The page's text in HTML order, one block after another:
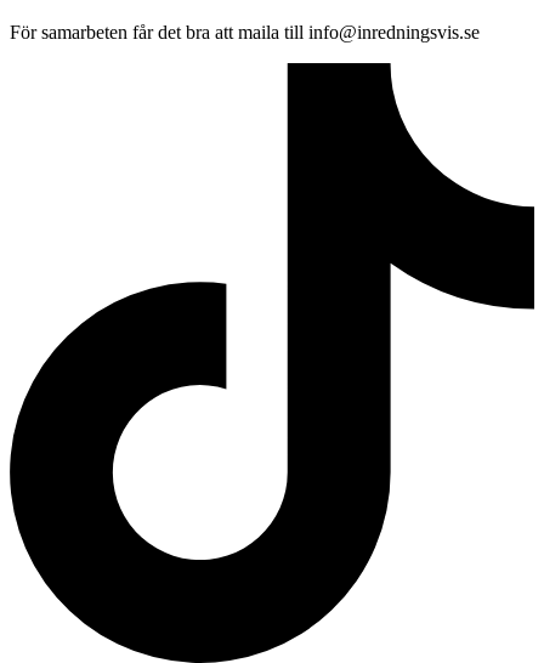
För samarbeten får det bra att maila till info@inredningsvis.se